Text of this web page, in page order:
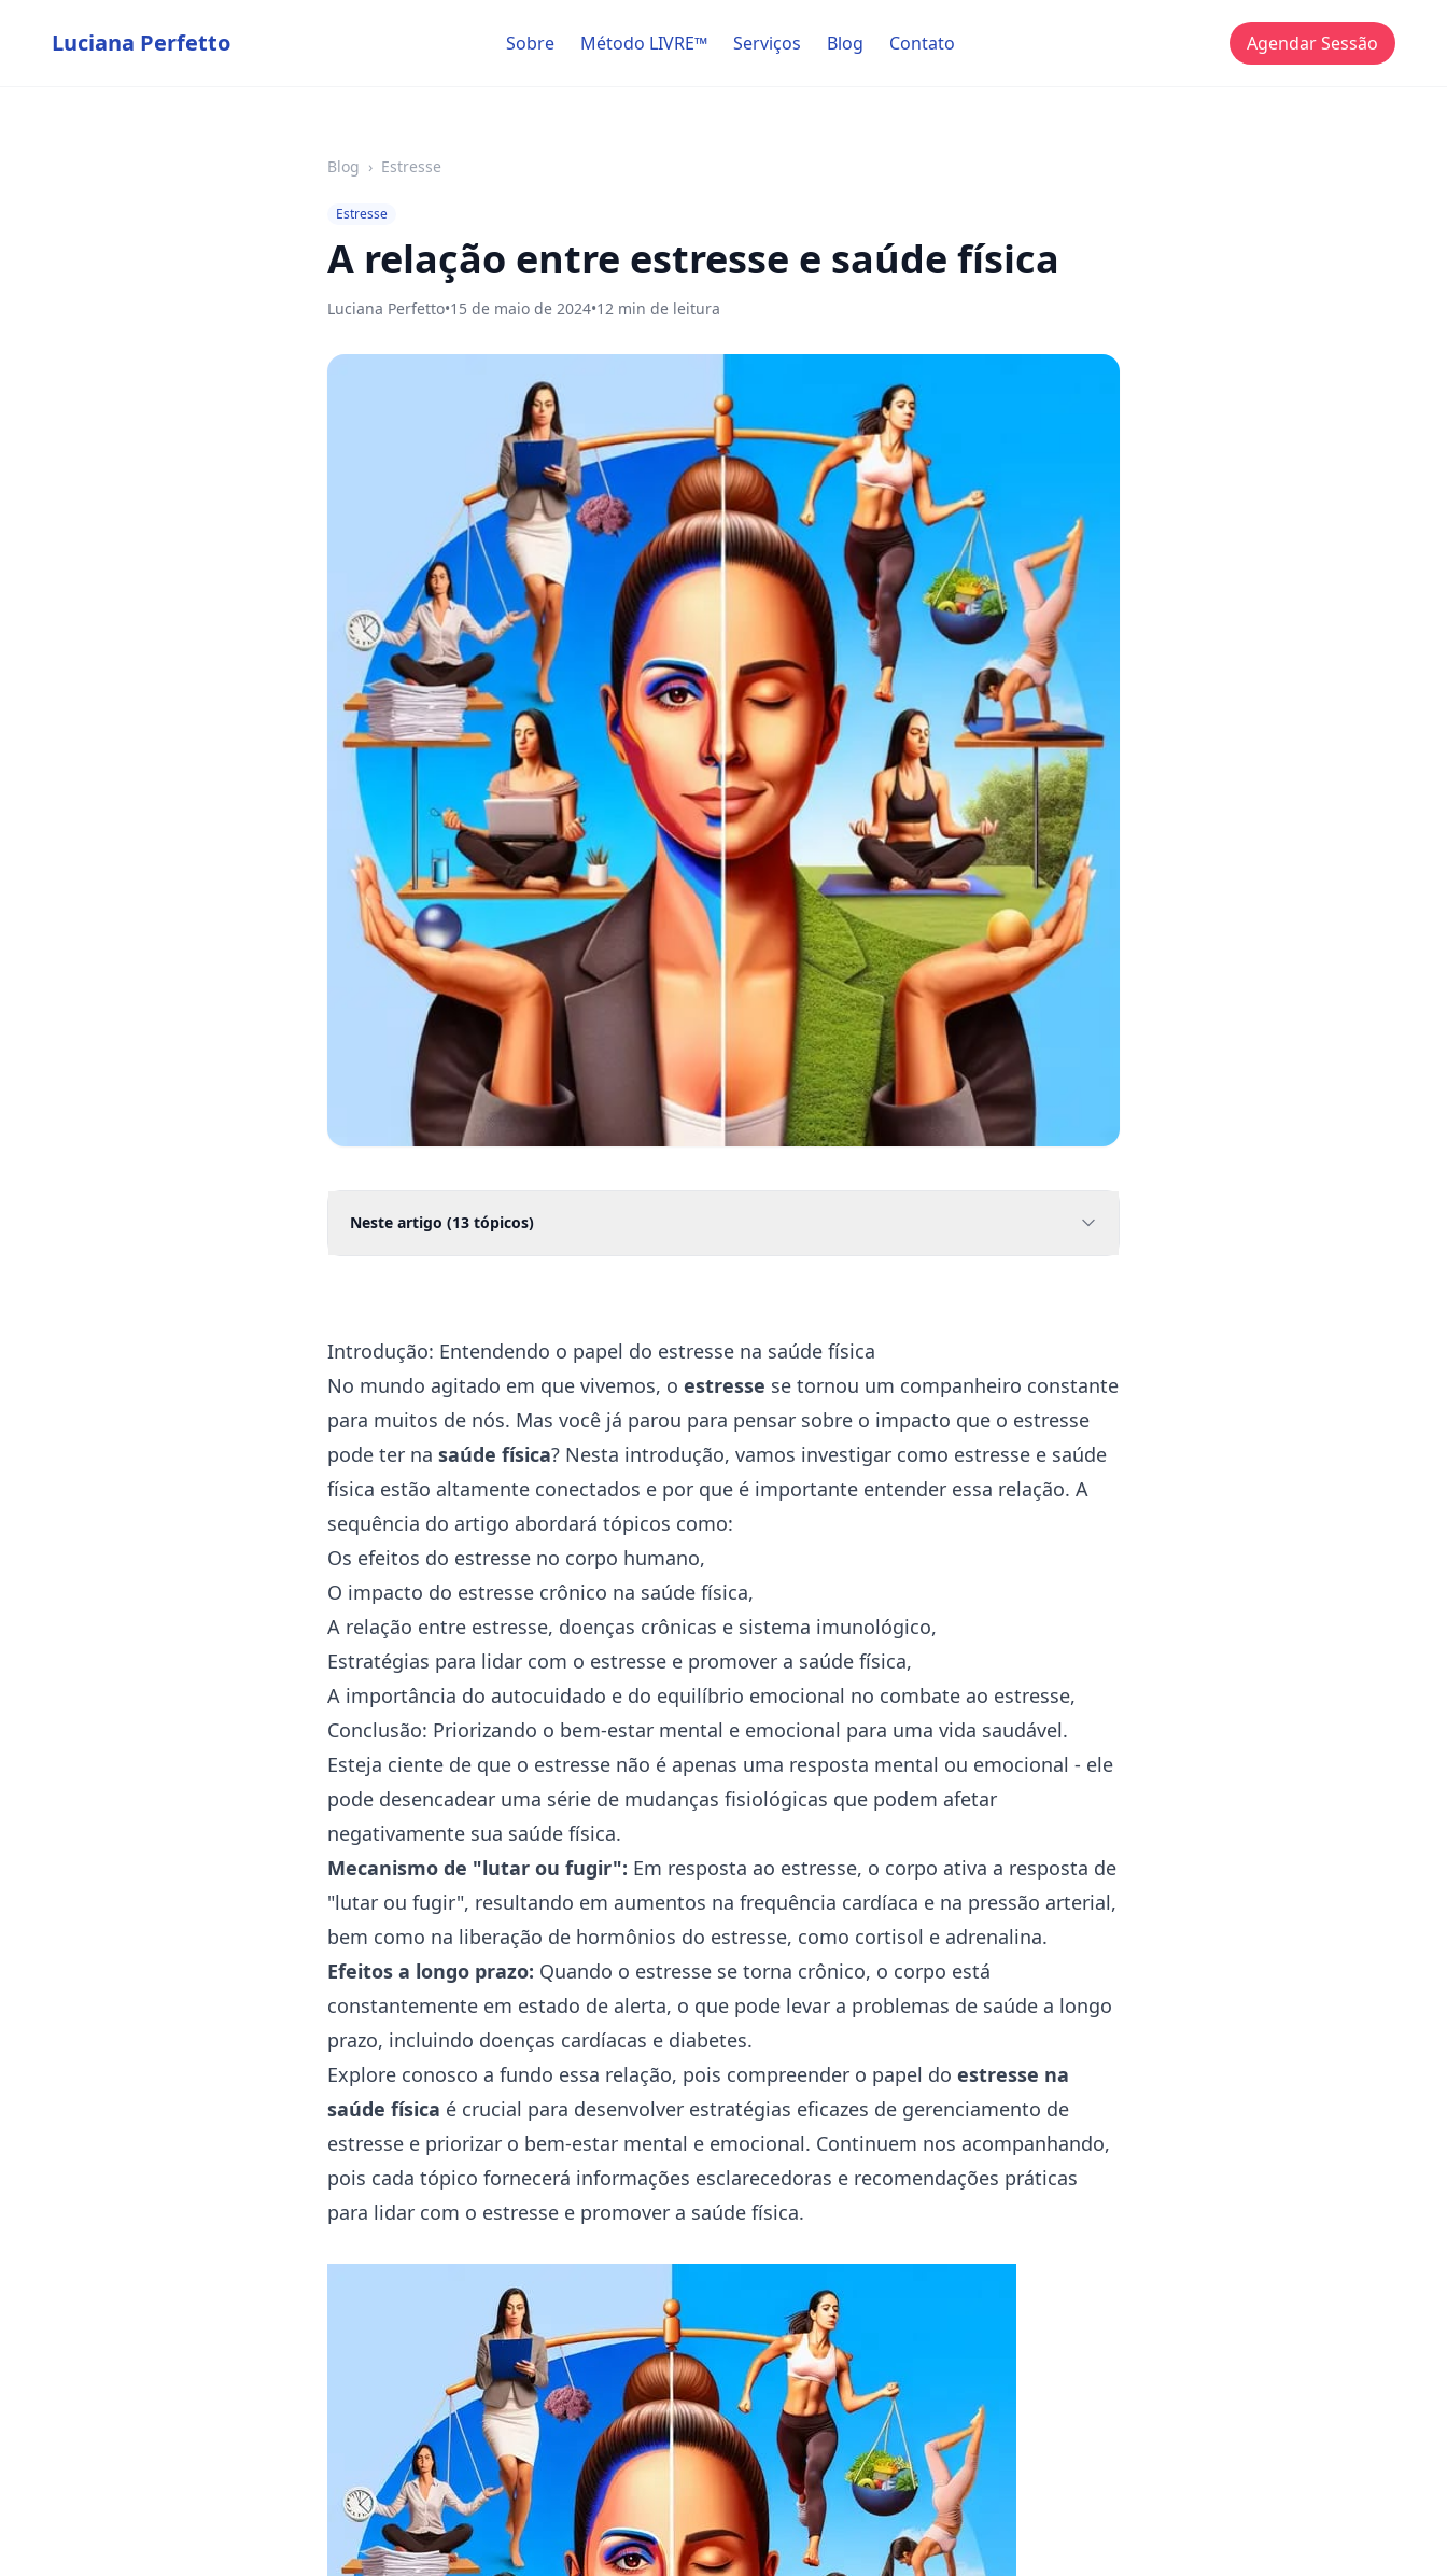
Luciana Perfetto Sobre Método LIVRE™ Serviços Blog Contato Agendar Sessão
Blog › Estresse
Estresse
A relação entre estresse e saúde física
Luciana Perfetto•15 de maio de 2024•12 min de leitura
Neste artigo (13 tópicos)
Introdução: Entendendo o papel do estresse na saúde física
No mundo agitado em que vivemos, o estresse se tornou um companheiro constante
para muitos de nós. Mas você já parou para pensar sobre o impacto que o estresse
pode ter na saúde física? Nesta introdução, vamos investigar como estresse e saúde
física estão altamente conectados e por que é importante entender essa relação. A
sequência do artigo abordará tópicos como:
Os efeitos do estresse no corpo humano,
O impacto do estresse crônico na saúde física,
A relação entre estresse, doenças crônicas e sistema imunológico,
Estratégias para lidar com o estresse e promover a saúde física,
A importância do autocuidado e do equilíbrio emocional no combate ao estresse,
Conclusão: Priorizando o bem-estar mental e emocional para uma vida saudável.
Esteja ciente de que o estresse não é apenas uma resposta mental ou emocional - ele
pode desencadear uma série de mudanças fisiológicas que podem afetar
negativamente sua saúde física.
Mecanismo de "lutar ou fugir": Em resposta ao estresse, o corpo ativa a resposta de
"lutar ou fugir", resultando em aumentos na frequência cardíaca e na pressão arterial,
bem como na liberação de hormônios do estresse, como cortisol e adrenalina.
Efeitos a longo prazo: Quando o estresse se torna crônico, o corpo está
constantemente em estado de alerta, o que pode levar a problemas de saúde a longo
prazo, incluindo doenças cardíacas e diabetes.
Explore conosco a fundo essa relação, pois compreender o papel do estresse na
saúde física é crucial para desenvolver estratégias eficazes de gerenciamento de
estresse e priorizar o bem-estar mental e emocional. Continuem nos acompanhando,
pois cada tópico fornecerá informações esclarecedoras e recomendações práticas
para lidar com o estresse e promover a saúde física.